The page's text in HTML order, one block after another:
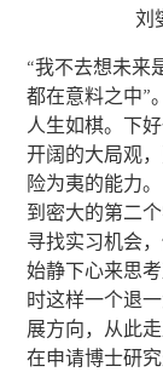
刘
“我不去想未来
都在意料之中”
人生如棋。下
开阔的大局观
险为夷的能力。
到密大的第二
寻找实习机会
始静下心来思
时这样一个退
展方向，从此
在申请博士研